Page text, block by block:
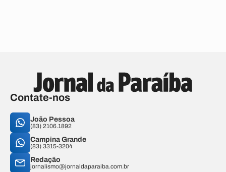
Contate-nos
João Pessoa
(83) 2106.1892
Campina Grande
(83) 3315-3204
Redação
jornalismo@jornaldaparaiba.com.br